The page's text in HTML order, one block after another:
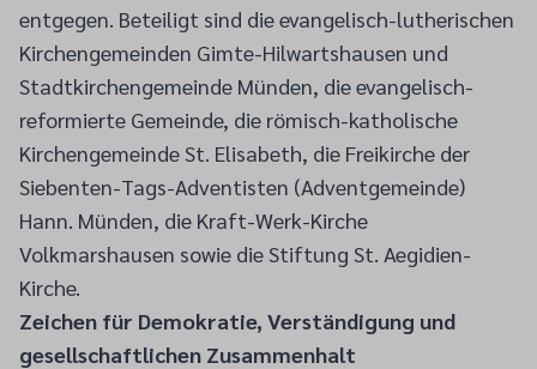
entgegen. Beteiligt sind die evangelisch-lutherischen
Kirchengemeinden Gimte-Hilwartshausen und
Stadtkirchengemeinde Münden, die evangelisch-
reformierte Gemeinde, die römisch-katholische
Kirchengemeinde St. Elisabeth, die Freikirche der
Siebenten-Tags-Adventisten (Adventgemeinde)
Hann. Münden, die Kraft-Werk-Kirche
Volkmarshausen sowie die Stiftung St. Aegidien-
Kirche.
Zeichen für Demokratie, Verständigung und
gesellschaftlichen Zusammenhalt